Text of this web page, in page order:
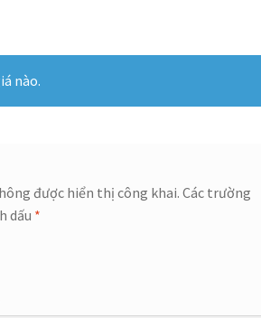
nào.
được hiển thị công khai. Các trường
dấu *